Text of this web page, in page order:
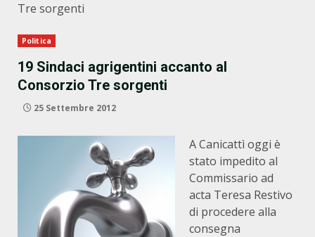
Tre sorgenti
Politica
19 Sindaci agrigentini accanto al
Consorzio Tre sorgenti
25 Settembre 2012
A Canicattì oggi è
stato impedito al
Commissario ad
acta Teresa Restivo
di procedere alla
consegna